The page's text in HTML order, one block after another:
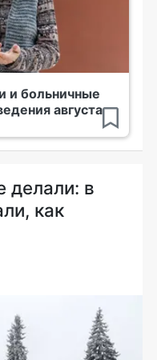
и больничные
августа
делали: в
как